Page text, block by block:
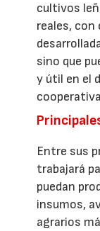
cultivos
reales, con
sino que
y útil en el
Entre sus
trabajará
puedan
insumos,
agrarios